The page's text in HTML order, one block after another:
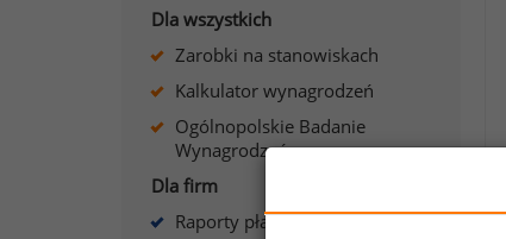
Dla wszystkich
Zarobki na stanowiskach
Kalkulator wynagrodzeń
Ogólnopolskie Badanie
Wynagrodzeń
Dla firm
Raporty płacowe dla firm